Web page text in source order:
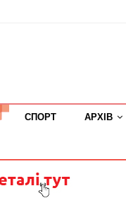
СПОРТ АРХІВ